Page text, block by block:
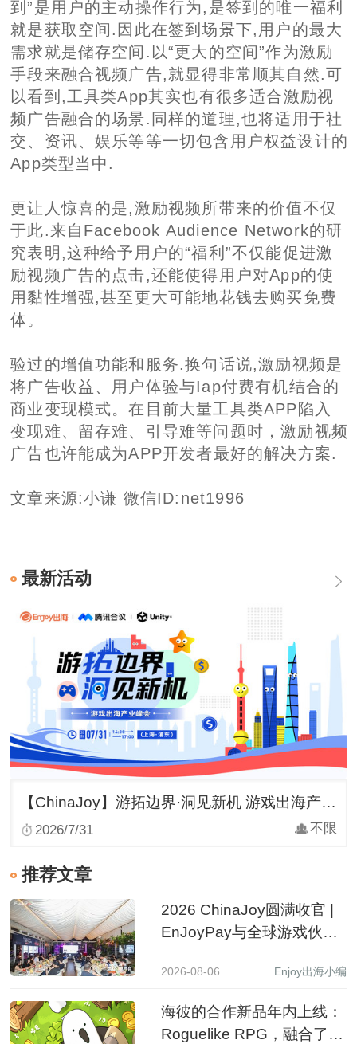
到”是用户的主动操作行为,是签到的唯一福利
就是获取空间.因此在签到场景下,用户的最大
需求就是储存空间.以“更大的空间”作为激励
手段来融合视频广告,就显得非常顺其自然.可
以看到,工具类App其实也有很多适合激励视
频广告融合的场景.同样的道理,也将适用于社
交、资讯、娱乐等等一切包含用户权益设计的
App类型当中.
更让人惊喜的是,激励视频所带来的价值不仅
于此.来自Facebook Audience Network的研
究表明,这种给予用户的“福利”不仅能促进激
励视频广告的点击,还能使得用户对App的使
用黏性增强,甚至更大可能地花钱去购买免费
体。
验过的增值功能和服务.换句话说,激励视频是
将广告收益、用户体验与Iap付费有机结合的
商业变现模式。在目前大量工具类APP陷入
变现难、留存难、引导难等问题时，激励视频
广告也许能成为APP开发者最好的解决方案.
文章来源:小谦 微信ID:net1996
最新活动
【ChinaJoy】游拓边界·洞见新机 游戏出海产业峰会
2026/7/31 不限
推荐文章
2026 ChinaJoy圆满收官 |
EnJoyPay与全球游戏伙伴
2026-08-06 Enjoy出海小编
海彼的合作新品年内上线：
Roguelike RPG，融合了